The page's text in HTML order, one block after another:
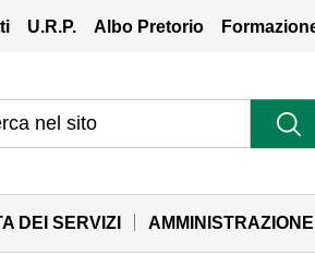
U.R.P. Albo Pretorio
DEI SERVIZI